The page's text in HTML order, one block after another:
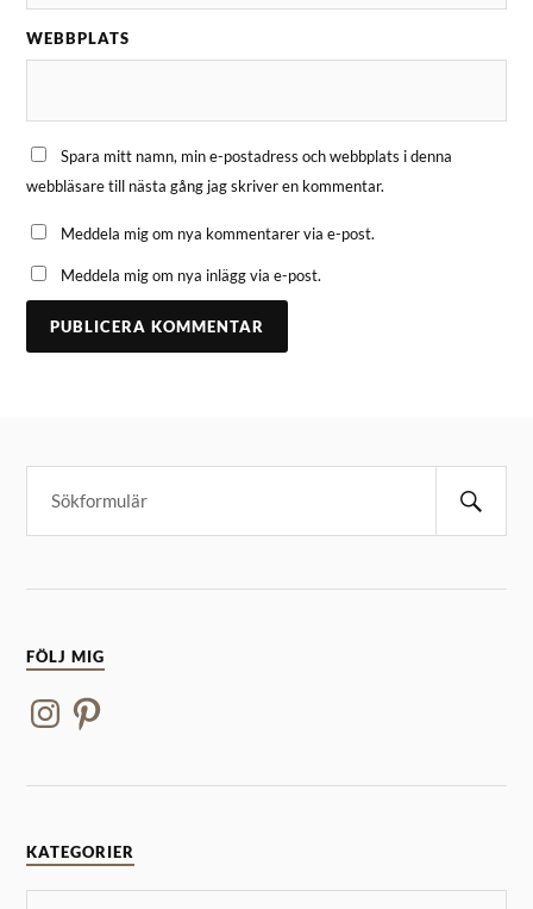
WEBBPLATS
Spara mitt namn, min e-postadress och webbplats i denna
webbläsare till nästa gång jag skriver en kommentar.
Meddela mig om nya kommentarer via e-post.
Meddela mig om nya inlägg via e-post.
FÖLJ MIG
KATEGORIER